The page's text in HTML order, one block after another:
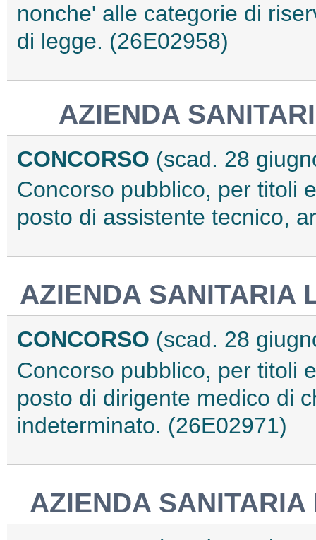
nonche' alle categorie di
di legge. (26E02958)
AZIENDA
CONCORSO (scad. 28
Concorso pubblico, per titoli
posto di assistente tecnico,
AZIENDA SANITARIA
CONCORSO (scad. 28
Concorso pubblico, per titoli
posto di dirigente medico di
indeterminato. (26E02971)
AZIENDA